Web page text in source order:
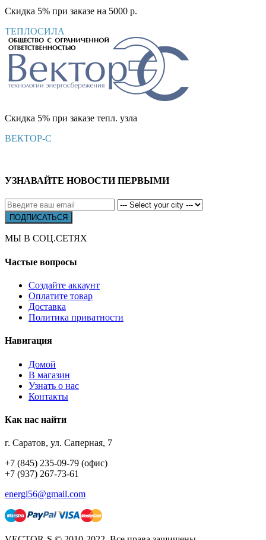
Скидка 5% при заказе на 5000 р.
ТЕПЛОСИЛА
Скидка 5% при заказе тепл. узла
ВЕКТОР-С
УЗНАВАЙТЕ НОВОСТИ ПЕРВЫМИ
МЫ В СОЦ.СЕТЯХ
Частые вопросы
Создайте аккаунт
Оплатите товар
Доставка
Политика приватности
Навигация
Домой
В магазин
Узнать о нас
Контакты
Как нас найти
г. Саратов, ул. Саперная, 7
+7 (845) 235-09-79 (офис)
+7 (937) 267-73-61
energi56@gmail.com